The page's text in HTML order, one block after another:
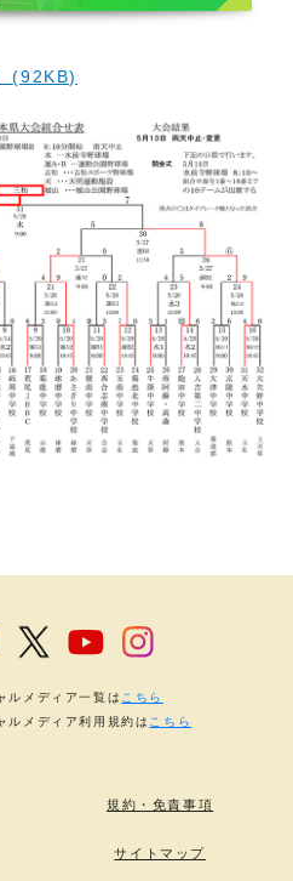
(92KB)
規約・免責事項
サイトマップ
ルメディア一覧は こちら
ルメディア利用規約は こちら